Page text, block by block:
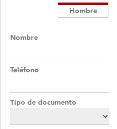
Hombre
Nombre
Teléfono
Tipo de documento